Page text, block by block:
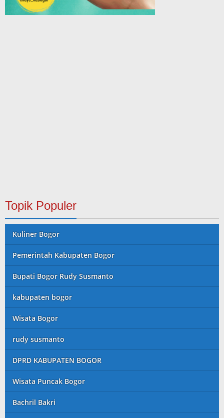
Topik Populer
Kuliner Bogor
Pemerintah Kabupaten Bogor
Bupati Bogor Rudy Susmanto
kabupaten bogor
Wisata Bogor
rudy susmanto
DPRD KABUPATEN BOGOR
Wisata Puncak Bogor
Bachril Bakri